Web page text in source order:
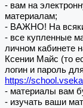
- вам на
материалам;
- ВАЖНО! На
- все купленные
личном кабинете
Ксении Майс (то
логин и пароль
https://
- материалы вам
- изучать ваши